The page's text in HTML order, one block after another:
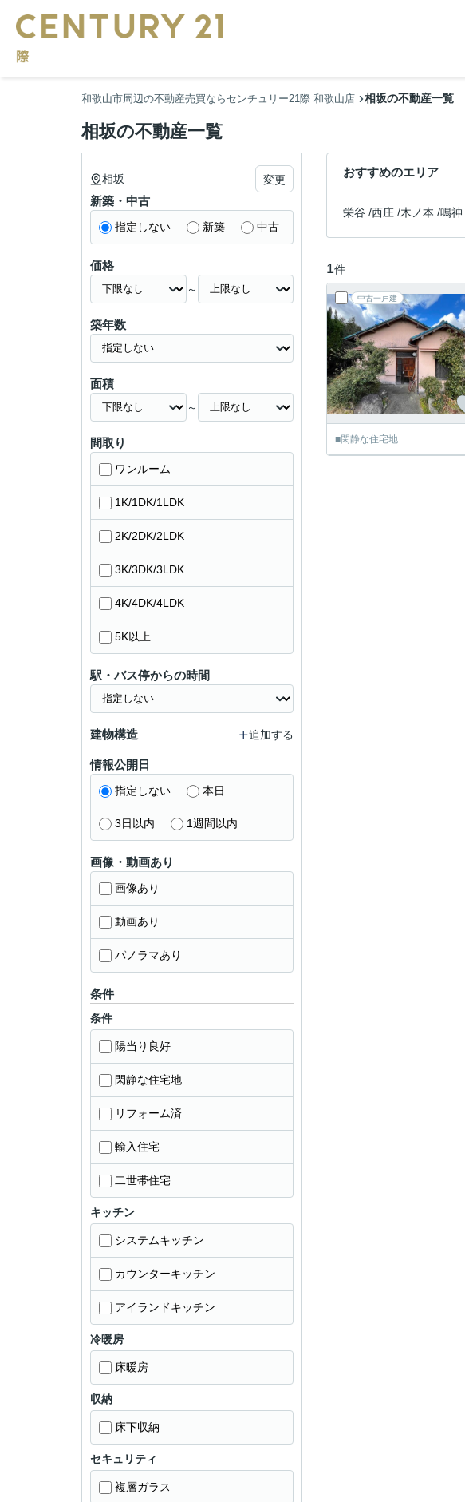
和歌山市周辺の不動産売買ならセンチュリー21際 和歌山店 相坂の不動産一覧
相坂の不動産一覧
おすすめのエリア
栄谷 /西庄 /木ノ本 /鳴神
1件
中古一戸建
■閑静な住宅地
相坂 変更
新築・中古
指定しない 新築 中古
価格
～
築年数
面積
～
間取り
ワンルーム
1K/1DK/1LDK
2K/2DK/2LDK
3K/3DK/3LDK
4K/4DK/4LDK
5K以上
駅・バス停からの時間
建物構造 追加する
情報公開日
指定しない 本日
3日以内 1週間以内
画像・動画あり
画像あり
動画あり
パノラマあり
条件
条件
陽当り良好
閑静な住宅地
リフォーム済
輸入住宅
二世帯住宅
キッチン
システムキッチン
カウンターキッチン
アイランドキッチン
冷暖房
床暖房
収納
床下収納
セキュリティ
複層ガラス